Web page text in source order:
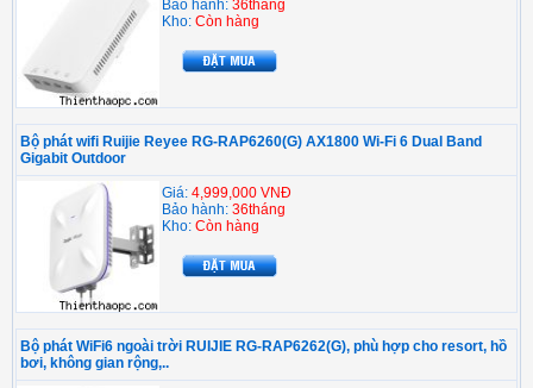
Bảo hành: 36tháng
Kho: Còn hàng
Bộ phát wifi Ruijie Reyee RG-RAP6260(G) AX1800 Wi-Fi 6 Dual Band
Gigabit Outdoor
Giá: 4,999,000 VNĐ
Bảo hành: 36tháng
Kho: Còn hàng
Bộ phát WiFi6 ngoài trời RUIJIE RG-RAP6262(G), phù hợp cho resort, hồ
bơi, không gian rộng,..